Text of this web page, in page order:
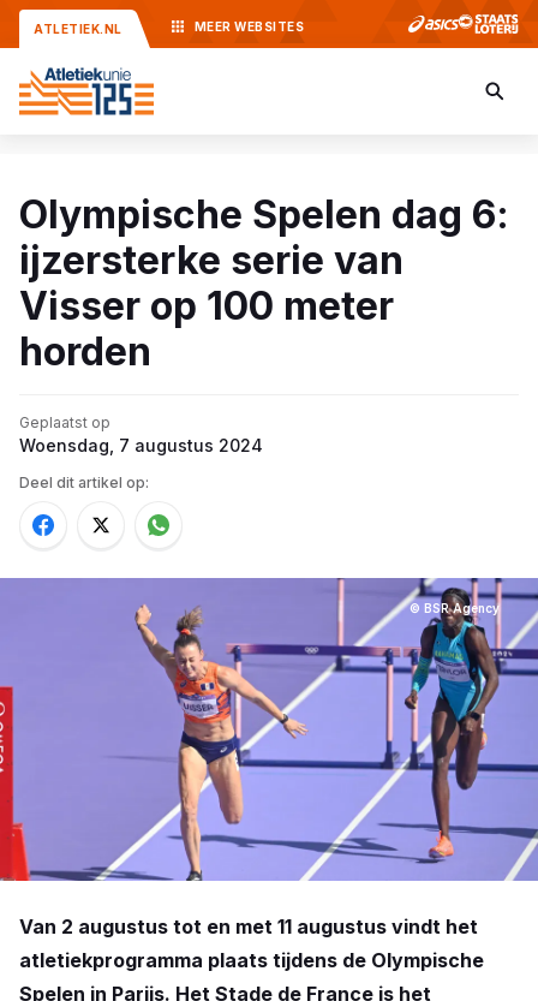
ATLETIEK.NL MEER WEBSITES
Olympische Spelen dag 6:
ijzersterke serie van
Visser op 100 meter
horden
Geplaatst op
Woensdag, 7 augustus 2024
Deel dit artikel op:
© BSR Agency
Van 2 augustus tot en met 11 augustus vindt het
atletiekprogramma plaats tijdens de Olympische
Spelen in Parijs. Het Stade de France is het